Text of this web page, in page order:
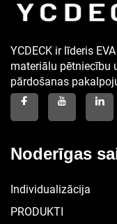
YCDECK ir līderis
materiālu pētniecību
pārdošanas
Noderīgas
Individualizācija
PRODUKTI